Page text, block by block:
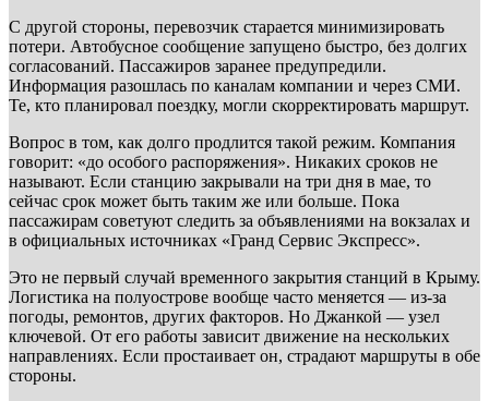
С другой стороны, перевозчик старается минимизировать
потери. Автобусное сообщение запущено быстро, без долгих
согласований. Пассажиров заранее предупредили.
Информация разошлась по каналам компании и через СМИ.
Те, кто планировал поездку, могли скорректировать маршрут.
Вопрос в том, как долго продлится такой режим. Компания
говорит: «до особого распоряжения». Никаких сроков не
называют. Если станцию закрывали на три дня в мае, то
сейчас срок может быть таким же или больше. Пока
пассажирам советуют следить за объявлениями на вокзалах и
в официальных источниках «Гранд Сервис Экспресс».
Это не первый случай временного закрытия станций в Крыму.
Логистика на полуострове вообще часто меняется — из-за
погоды, ремонтов, других факторов. Но Джанкой — узел
ключевой. От его работы зависит движение на нескольких
направлениях. Если простаивает он, страдают маршруты в обе
стороны.